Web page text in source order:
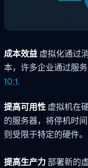
成本效益 虚拟化通过
本，许多企业通过服
10:1.
提高可用性 虚拟机在
的服务器，将停机时
则受限于特定的硬件。
提高生产力 部署新的